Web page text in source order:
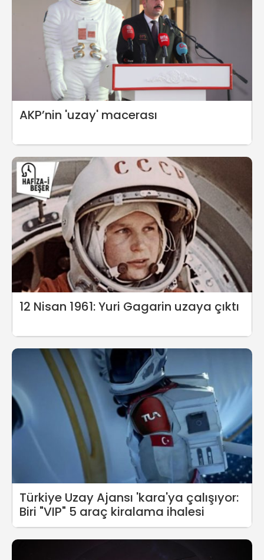
AKP’nin 'uzay' macerası
12 Nisan 1961: Yuri Gagarin uzaya çıktı
Türkiye Uzay Ajansı 'kara'ya çalışıyor:
Biri "VIP" 5 araç kiralama ihalesi